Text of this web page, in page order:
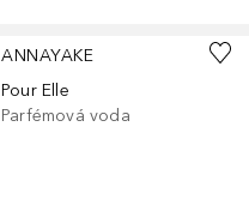
ANNAYAKE
Pour Elle
Parfémová voda